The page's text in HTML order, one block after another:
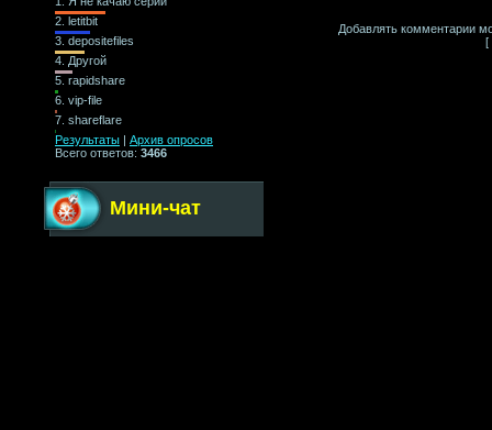
2. letitbit
3. depositefiles
4. Другой
5. rapidshare
6. vip-file
7. shareflare
Результаты | Архив опросов
Всего ответов: 3466
Мини-чат
Добавлять комментарии
[